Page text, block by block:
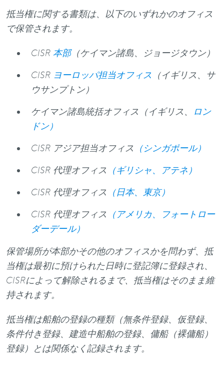
抵当権に関する書類は、以下のいずれかのオフィス
で保管されます。
CISR 本部（ケイマン諸島、ジョージタウン）
CISR ヨーロッパ担当オフィス （イギリス、サ
ウサンプトン）
ケイマン諸島統括オフィス（イギリス、
ロン
ドン）
CISR アジア担当オフィス （シンガポール）
CISR 代理オフィス （ギリシャ、アテネ）
CISR 代理オフィス （日本、東京）
CISR 代理オフィス （アメリカ、フォートロー
ダーデール）
保管場所が本部かその他のオフィスかを問わず、抵
当権は最初に預けられた日時に登記簿に登録され、
CISRによって解除されるまで、抵当権はそのまま維
持されます。
抵当権は船舶の登録の種類（無条件登録、仮登録、
条件付き登録、建造中船舶の登録、傭船（裸傭船）
登録）とは関係なく記録されます。